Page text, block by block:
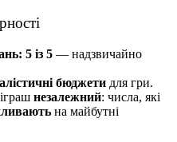
5 із 5 — надзвичайно
бюджети для гри.
незалежний: числа, які
на майбутні